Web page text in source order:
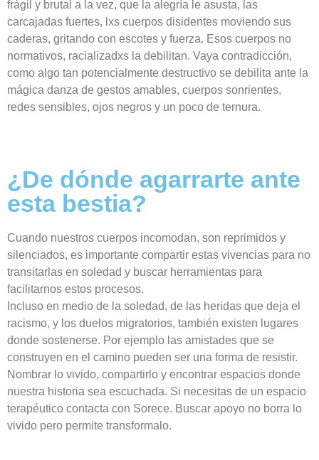
frágil y brutal a la vez, que la alegría le asusta, las
carcajadas fuertes, lxs cuerpos disidentes moviendo sus
caderas, gritando con escotes y fuerza. Esos cuerpos no
normativos, racializadxs la debilitan. Vaya contradicción,
como algo tan potencialmente destructivo se debilita ante la
mágica danza de gestos amables, cuerpos sonrientes,
redes sensibles, ojos negros y un poco de ternura.
¿De dónde agarrarte ante
esta bestia?
Cuando nuestros cuerpos incomodan, son reprimidos y
silenciados, es importante compartir estas vivencias para no
transitarlas en soledad y buscar herramientas para
facilitarnos estos procesos.
Incluso en medio de la soledad, de las heridas que deja el
racismo, y los duelos migratorios, también existen lugares
donde sostenerse. Por ejemplo las amistades que se
construyen en el camino pueden ser una forma de resistir.
Nombrar lo vivido, compartirlo y encontrar espacios donde
nuestra historia sea escuchada. Si necesitas de un espacio
terapéutico contacta con Sorece. Buscar apoyo no borra lo
vivido pero permite transformalo.